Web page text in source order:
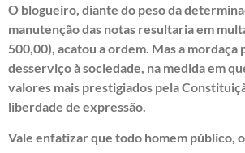
O blogueiro, diante do peso da
manutenção das notas resultaria em
500,00), acatou a ordem. Mas a mordaça
desserviço à sociedade, na medida em
valores mais prestigiados pela
liberdade de expressão.
Vale enfatizar que todo homem público, o